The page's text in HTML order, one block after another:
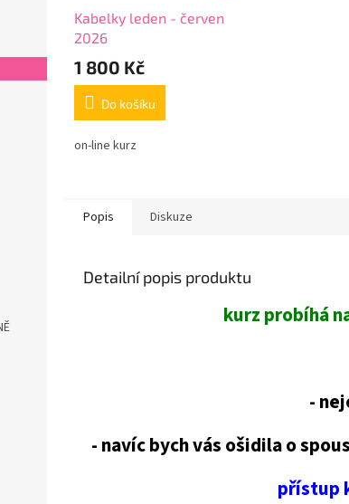
Kabelky leden - červen
2026
1 800 Kč
Do košíku
on-line kurz
Popis Diskuze
Detailní popis produktu
kurz probíhá
-
- navíc bych vás ošidila o
přístup